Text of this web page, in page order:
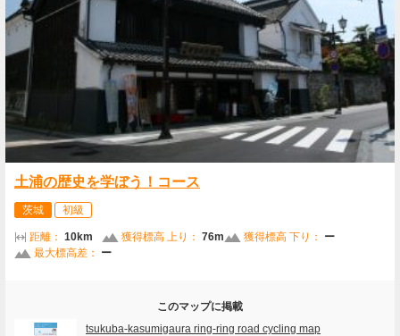
土浦の歴史を学ぼう！コース
茨城 初級
距離： 10km 獲得標高 上り： 76m 獲得標高 下り：
ー
最大標高差：
ー
このマップに掲載
tsukuba-kasumigaura ring-ring road cycling map